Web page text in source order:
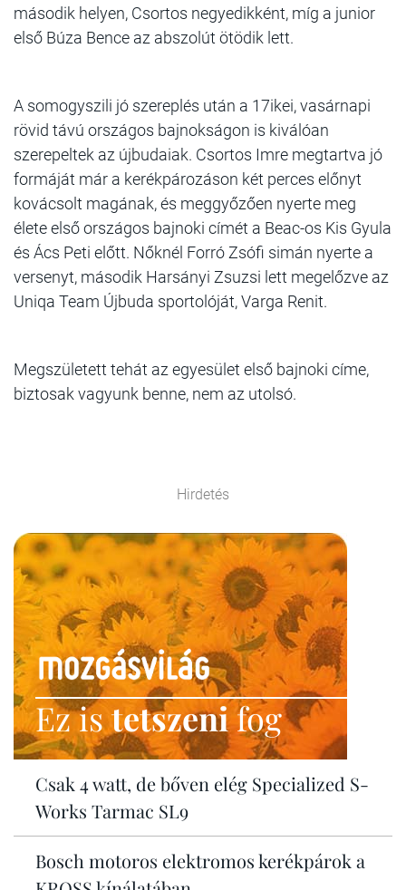
második helyen, Csortos negyedikként, míg a junior
első Búza Bence az abszolút ötödik lett.
A somogyszili jó szereplés után a 17ikei, vasárnapi
rövid távú országos bajnokságon is kiválóan
szerepeltek az újbudaiak. Csortos Imre megtartva jó
formáját már a kerékpározáson két perces előnyt
kovácsolt magának, és meggyőzően nyerte meg
élete első országos bajnoki címét a Beac-os Kis Gyula
és Ács Peti előtt. Nőknél Forró Zsófi simán nyerte a
versenyt, második Harsányi Zsuzsi lett megelőzve az
Uniqa Team Újbuda sportolóját, Varga Renit.
Megszületett tehát az egyesület első bajnoki címe,
biztosak vagyunk benne, nem az utolsó.
Hirdetés
Ez istetszenifog
Csak 4 watt, de bőven elég Specialized S-
Works Tarmac SL9
Bosch motoros elektromos kerékpárok a